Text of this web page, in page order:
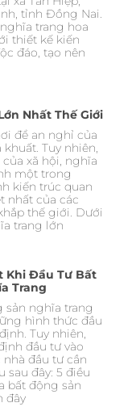
tỉnh Đồng Nai.
trang hoa
thiết kế kiến
đáo, tạo nên
Nhất Thế Giới
để an nghỉ của
Tuy nhiên,
xã hội, nghĩa
một trong
kiến trúc quan
nhất của các
thế giới. Dưới
trang lớn
Khi Đầu Tư Bất
Trang
nghĩa trang
hình thức đầu
Tuy nhiên,
đầu tư vào
đầu tư cần
sau đây: 5 điều
bất động sản
đây